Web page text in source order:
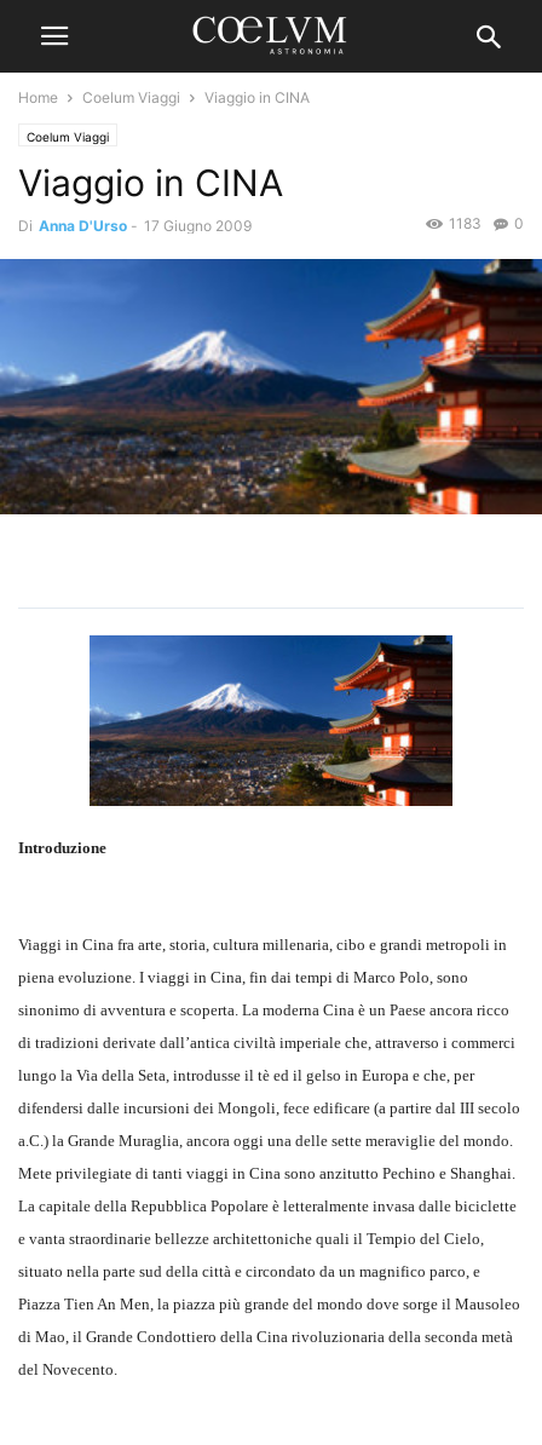
Home Coelum Viaggi Viaggio in CINA
Coelum Viaggi
Viaggio in CINA
Di Anna D'Urso - 17 Giugno 2009 0
1183
Introduzione
Viaggi in Cina fra arte, storia, cultura millenaria, cibo e grandi metropoli in
piena evoluzione. I viaggi in Cina, fin dai tempi di Marco Polo, sono
sinonimo di avventura e scoperta. La moderna Cina è un Paese ancora ricco
di tradizioni derivate dall’antica civiltà imperiale che, attraverso i commerci
lungo la Via della Seta, introdusse il tè ed il gelso in Europa e che, per
difendersi dalle incursioni dei Mongoli, fece edificare (a partire dal III secolo
a.C.) la Grande Muraglia, ancora oggi una delle sette meraviglie del mondo.
Mete privilegiate di tanti viaggi in Cina sono anzitutto Pechino e Shanghai.
La capitale della Repubblica Popolare è letteralmente invasa dalle biciclette
e vanta straordinarie bellezze architettoniche quali il Tempio del Cielo,
situato nella parte sud della città e circondato da un magnifico parco, e
Piazza Tien An Men, la piazza più grande del mondo dove sorge il Mausoleo
di Mao, il Grande Condottiero della Cina rivoluzionaria della seconda metà
del Novecento.